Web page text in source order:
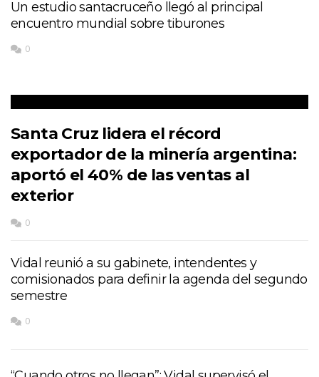
Un estudio santacruceño llegó al principal
encuentro mundial sobre tiburones
0
Santa Cruz lidera el récord
exportador de la minería argentina:
aportó el 40% de las ventas al
exterior
0
Vidal reunió a su gabinete, intendentes y
comisionados para definir la agenda del segundo
semestre
0